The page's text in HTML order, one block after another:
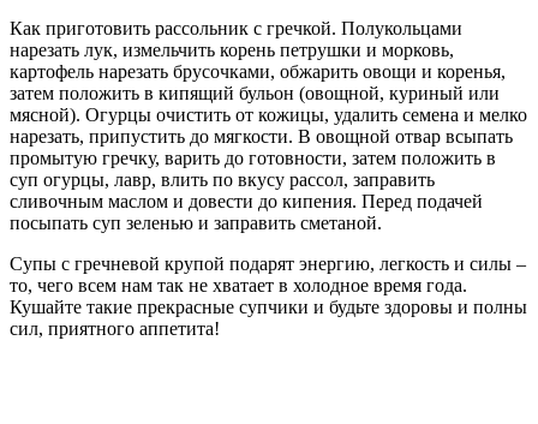
Как приготовить рассольник с гречкой. Полукольцами
нарезать лук, измельчить корень петрушки и морковь,
картофель нарезать брусочками, обжарить овощи и коренья,
затем положить в кипящий бульон (овощной, куриный или
мясной). Огурцы очистить от кожицы, удалить семена и мелко
нарезать, припустить до мягкости. В овощной отвар всыпать
промытую гречку, варить до готовности, затем положить в
суп огурцы, лавр, влить по вкусу рассол, заправить
сливочным маслом и довести до кипения. Перед подачей
посыпать суп зеленью и заправить сметаной.
Супы с гречневой крупой подарят энергию, легкость и силы –
то, чего всем нам так не хватает в холодное время года.
Кушайте такие прекрасные супчики и будьте здоровы и полны
сил, приятного аппетита!